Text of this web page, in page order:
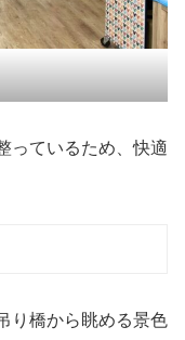
っているため、快適
り橋から眺める景色